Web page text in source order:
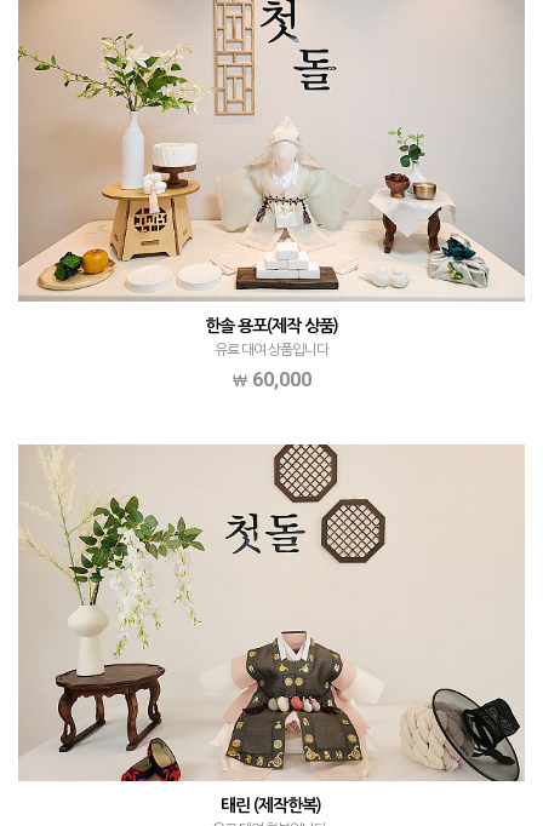
한솔 용포(제작 상품)
유료 대여 상품입니다
60,000
태린 (제작한복)